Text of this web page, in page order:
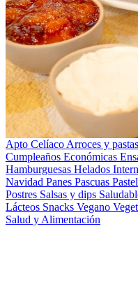
Apto Celíaco Arroces y pastas
Cumpleaños Económicas
Hamburguesas Helados
Navidad Panes Pascuas
Postres Salsas y dips
Lácteos Snacks Vegano
Salud y Alimentación